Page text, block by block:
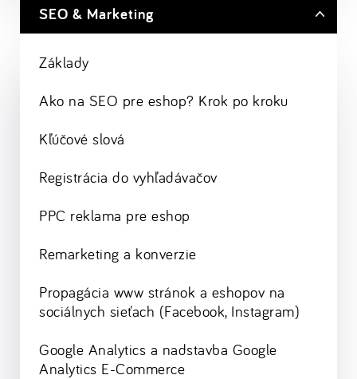
SEO & Marketing
Základy
Ako na SEO pre eshop? Krok po kroku
Kľúčové slová
Registrácia do vyhľadávačov
PPC reklama pre eshop
Remarketing a konverzie
Propagácia www stránok a eshopov na
sociálnych sieťach (Facebook, Instagram)
Google Analytics a nadstavba Google
Analytics E-Commerce